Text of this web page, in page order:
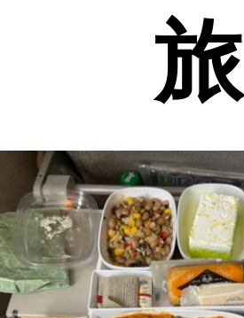
紙懐旅
極私的な紙と懐古と旅の記録
旅